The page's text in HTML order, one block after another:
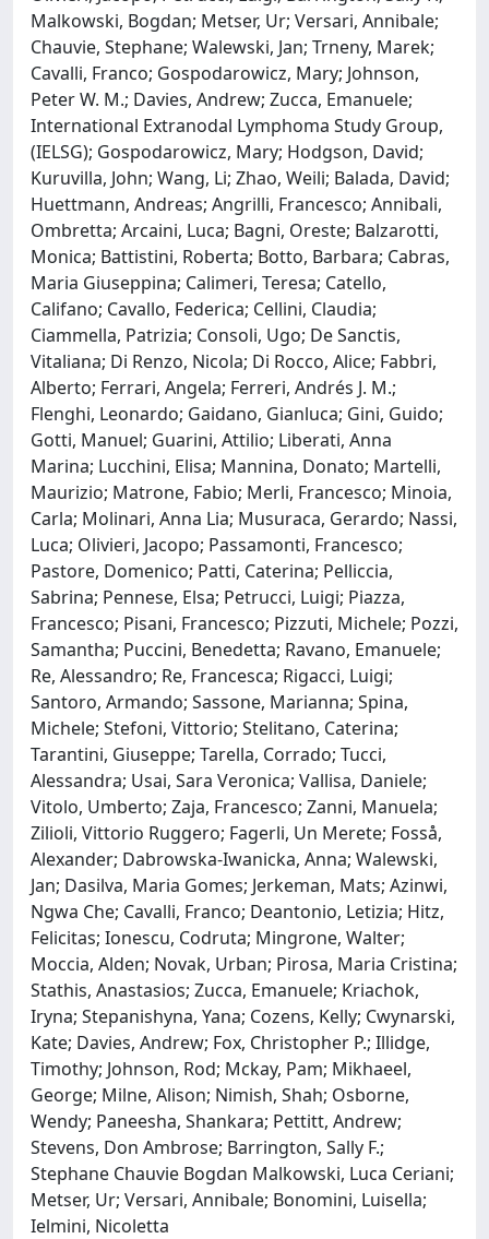
Malkowski, Bogdan; Metser, Ur; Versari, Annibale;
Chauvie, Stephane; Walewski, Jan; Trneny, Marek;
Cavalli, Franco; Gospodarowicz, Mary; Johnson,
Peter W. M.; Davies, Andrew; Zucca, Emanuele;
International Extranodal Lymphoma Study Group,
(IELSG); Gospodarowicz, Mary; Hodgson, David;
Kuruvilla, John; Wang, Li; Zhao, Weili; Balada, David;
Huettmann, Andreas; Angrilli, Francesco; Annibali,
Ombretta; Arcaini, Luca; Bagni, Oreste; Balzarotti,
Monica; Battistini, Roberta; Botto, Barbara; Cabras,
Maria Giuseppina; Calimeri, Teresa; Catello,
Califano; Cavallo, Federica; Cellini, Claudia;
Ciammella, Patrizia; Consoli, Ugo; De Sanctis,
Vitaliana; Di Renzo, Nicola; Di Rocco, Alice; Fabbri,
Alberto; Ferrari, Angela; Ferreri, Andrés J. M.;
Flenghi, Leonardo; Gaidano, Gianluca; Gini, Guido;
Gotti, Manuel; Guarini, Attilio; Liberati, Anna
Marina; Lucchini, Elisa; Mannina, Donato; Martelli,
Maurizio; Matrone, Fabio; Merli, Francesco; Minoia,
Carla; Molinari, Anna Lia; Musuraca, Gerardo; Nassi,
Luca; Olivieri, Jacopo; Passamonti, Francesco;
Pastore, Domenico; Patti, Caterina; Pelliccia,
Sabrina; Pennese, Elsa; Petrucci, Luigi; Piazza,
Francesco; Pisani, Francesco; Pizzuti, Michele; Pozzi,
Samantha; Puccini, Benedetta; Ravano, Emanuele;
Re, Alessandro; Re, Francesca; Rigacci, Luigi;
Santoro, Armando; Sassone, Marianna; Spina,
Michele; Stefoni, Vittorio; Stelitano, Caterina;
Tarantini, Giuseppe; Tarella, Corrado; Tucci,
Alessandra; Usai, Sara Veronica; Vallisa, Daniele;
Vitolo, Umberto; Zaja, Francesco; Zanni, Manuela;
Zilioli, Vittorio Ruggero; Fagerli, Un Merete; Fosså,
Alexander; Dabrowska-Iwanicka, Anna; Walewski,
Jan; Dasilva, Maria Gomes; Jerkeman, Mats; Azinwi,
Ngwa Che; Cavalli, Franco; Deantonio, Letizia; Hitz,
Felicitas; Ionescu, Codruta; Mingrone, Walter;
Moccia, Alden; Novak, Urban; Pirosa, Maria Cristina;
Stathis, Anastasios; Zucca, Emanuele; Kriachok,
Iryna; Stepanishyna, Yana; Cozens, Kelly; Cwynarski,
Kate; Davies, Andrew; Fox, Christopher P.; Illidge,
Timothy; Johnson, Rod; Mckay, Pam; Mikhaeel,
George; Milne, Alison; Nimish, Shah; Osborne,
Wendy; Paneesha, Shankara; Pettitt, Andrew;
Stevens, Don Ambrose; Barrington, Sally F.;
Stephane Chauvie Bogdan Malkowski, Luca Ceriani;
Metser, Ur; Versari, Annibale; Bonomini, Luisella;
Ielmini, Nicoletta